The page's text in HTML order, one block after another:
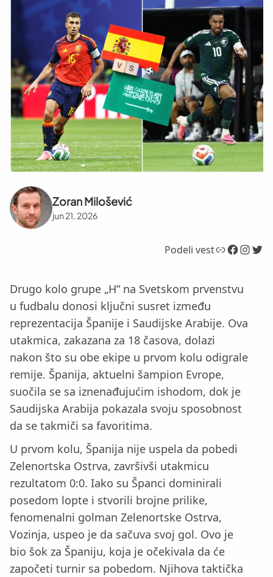
Zoran Milošević
jun 21, 2026
Podeli vestLink Facebook InstagramTwitter
Drugo kolo grupe „H“ na Svetskom prvenstvu
u fudbalu donosi ključni susret između
reprezentacija Španije i Saudijske Arabije. Ova
utakmica, zakazana za 18 časova, dolazi
nakon što su obe ekipe u prvom kolu odigrale
remije. Španija, aktuelni šampion Evrope,
suočila se sa iznenađujućim ishodom, dok je
Saudijska Arabija pokazala svoju sposobnost
da se takmiči sa favoritima.
U prvom kolu, Španija nije uspela da pobedi
Zelenortska Ostrva, završivši utakmicu
rezultatom 0:0. Iako su Španci dominirali
posedom lopte i stvorili brojne prilike,
fenomenalni golman Zelenortske Ostrva,
Vozinja, uspeo je da sačuva svoj gol. Ovo je
bio šok za Španiju, koja je očekivala da će
započeti turnir sa pobedom. Njihova taktička